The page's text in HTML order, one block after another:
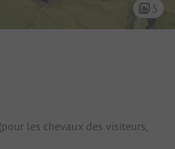
5
les chevaux des visiteurs,